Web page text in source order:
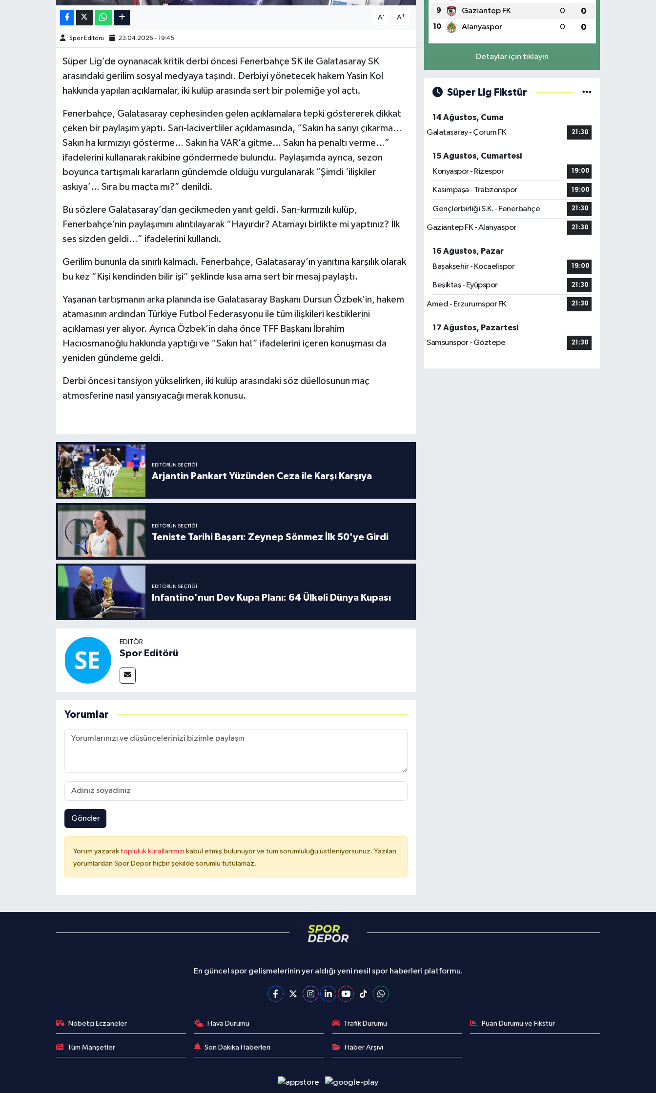
A- A+
Spor Editörü 23.04.2026 - 19:45
Süper Lig’de oynanacak kritik derbi öncesi Fenerbahçe SK ile Galatasaray SK
arasındaki gerilim sosyal medyaya taşındı. Derbiyi yönetecek hakem Yasin Kol
hakkında yapılan açıklamalar, iki kulüp arasında sert bir polemiğe yol açtı.
Fenerbahçe, Galatasaray cephesinden gelen açıklamalara tepki göstererek dikkat
çeken bir paylaşım yaptı. Sarı-lacivertliler açıklamasında, “Sakın ha sarıyı çıkarma…
Sakın ha kırmızıyı gösterme… Sakın ha VAR’a gitme… Sakın ha penaltı verme…”
ifadelerini kullanarak rakibine göndermede bulundu. Paylaşımda ayrıca, sezon
boyunca tartışmalı kararların gündemde olduğu vurgulanarak “Şimdi ‘ilişkiler
askıya’… Sıra bu maçta mı?” denildi.
Bu sözlere Galatasaray’dan gecikmeden yanıt geldi. Sarı-kırmızılı kulüp,
Fenerbahçe’nin paylaşımını alıntılayarak “Hayırdır? Atamayı birlikte mi yaptınız? İlk
ses sizden geldi…” ifadelerini kullandı.
Gerilim bununla da sınırlı kalmadı. Fenerbahçe, Galatasaray’ın yanıtına karşılık olarak
bu kez “Kişi kendinden bilir işi” şeklinde kısa ama sert bir mesaj paylaştı.
Yaşanan tartışmanın arka planında ise Galatasaray Başkanı Dursun Özbek’in, hakem
atamasının ardından Türkiye Futbol Federasyonu ile tüm ilişkileri kestiklerini
açıklaması yer alıyor. Ayrıca Özbek’in daha önce TFF Başkanı İbrahim
Hacıosmanoğlu hakkında yaptığı ve “Sakın ha!” ifadelerini içeren konuşması da
yeniden gündeme geldi.
Derbi öncesi tansiyon yükselirken, iki kulüp arasındaki söz düellosunun maç
atmosferine nasıl yansıyacağı merak konusu.
EDITÖRÜN SEÇTIĞI
Arjantin Pankart Yüzünden Ceza ile Karşı Karşıya
EDITÖRÜN SEÇTIĞI
Teniste Tarihi Başarı: Zeynep Sönmez İlk 50'ye Girdi
EDITÖRÜN SEÇTIĞI
Infantino'nun Dev Kupa Planı: 64 Ülkeli Dünya Kupası
EDITÖR
Spor Editörü
Yorumlar
Gönder
Yorum yazarak topluluk kurallarımızı kabul etmiş bulunuyor ve tüm sorumluluğu üstleniyorsunuz. Yazılan
yorumlardan Spor Depor hiçbir şekilde sorumlu tutulamaz.
9 Gaziantep FK 0 0
10 Alanyaspor 0 0
Detaylar için tıklayın
Süper Lig Fikstür
14 Ağustos, Cuma
Galatasaray - Çorum FK
21:30
15 Ağustos, Cumartesi
Konyaspor - Rizespor
19:00
Kasımpaşa - Trabzonspor 19:00
Gençlerbirliği S.K. - Fenerbahçe 21:30
Gaziantep FK - Alanyaspor 21:30
16 Ağustos, Pazar
Başakşehir - Kocaelispor
19:00
Beşiktaş - Eyüpspor 21:30
Amed - Erzurumspor FK 21:30
17 Ağustos, Pazartesi
Samsunspor - Göztepe
21:30
En güncel spor gelişmelerinin yer aldığı yeni nesil spor haberleri platformu.
Nöbetçi Eczaneler Hava Durumu Trafik Durumu Puan Durumu ve Fikstür
Tüm Manşetler Son Dakika Haberleri Haber Arşivi
Türkiye Basketbol Ligi
Kadınlar Basketbol Ligi
Diğer Basketbol Ligleri
Motor Sporları
Diğer Spor Dalları